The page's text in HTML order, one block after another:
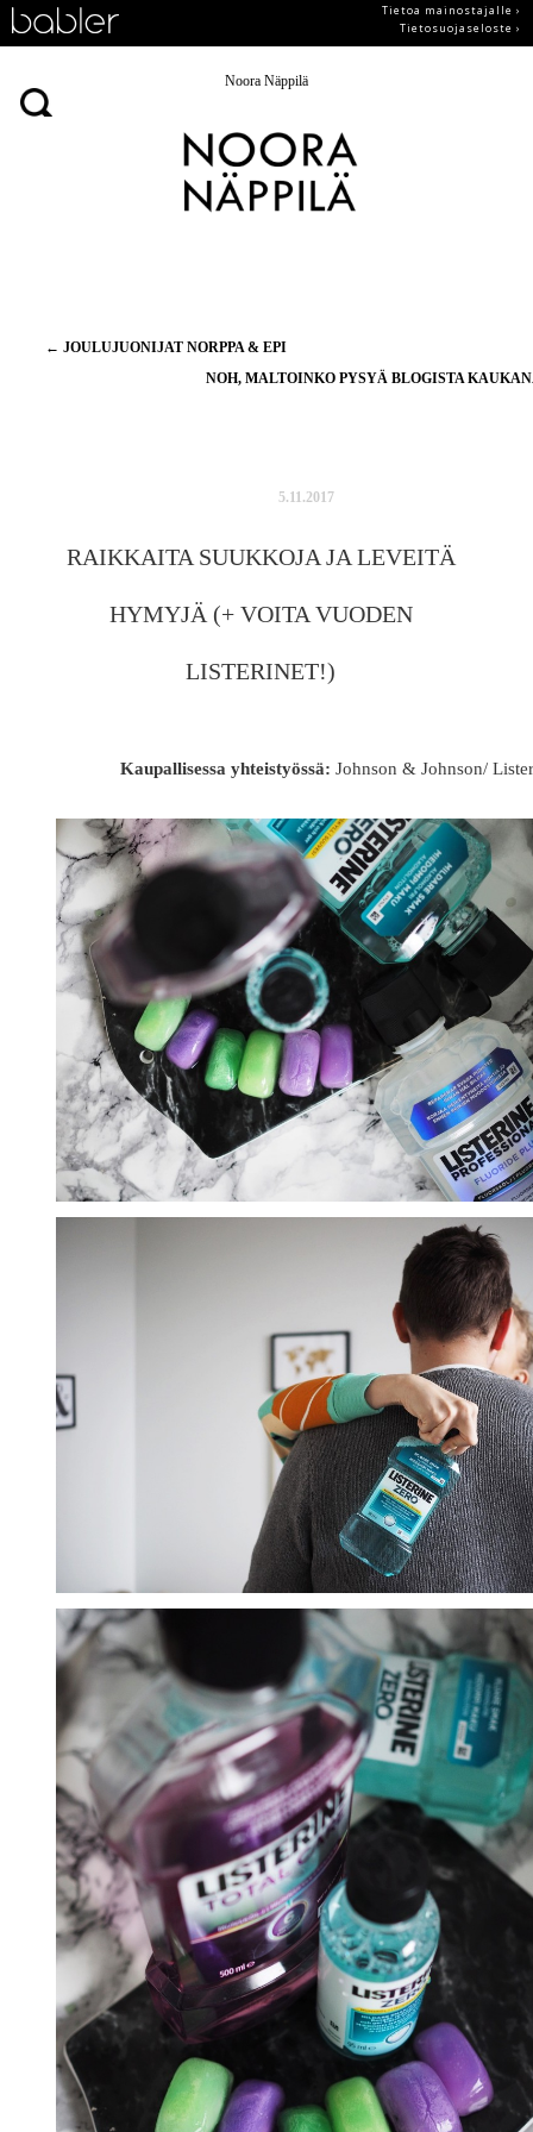
Tietoa mainostajalle ›
Tietosuojaseloste ›
Noora Näppilä
Artikkelien
← JOULUJUONIJAT NORPPA & EPI
NOH, MALTOINKO PYSYÄ BLOGISTA
5.11.2017
RAIKKAITA SUUKKOJA JA LEVEITÄ
HYMYJÄ (+ VOITA VUODEN
LISTERINET!)
Kaupallisessa yhteistyössä: Johnson & Johnson/